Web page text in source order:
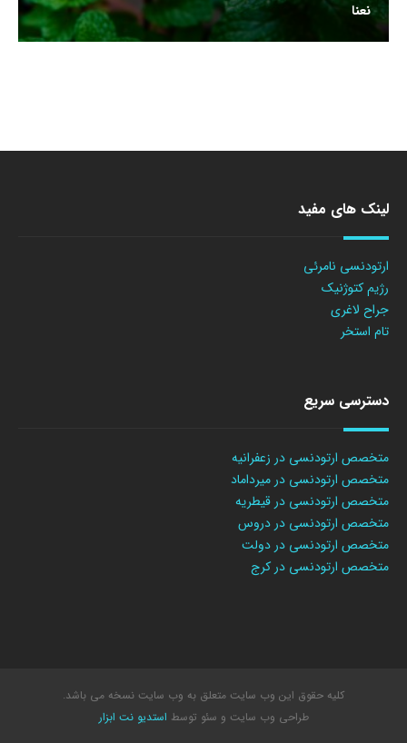
نعنا
لینک های مفید
ارتودنسی نامرئی
رژیم کتوژنیک
جراح لاغری
تام استخر
دسترسی سریع
متخصص ارتودنسی در زعفرانیه
متخصص ارتودنسی در میرداماد
متخصص ارتودنسی در قیطریه
متخصص ارتودنسی در دروس
متخصص ارتودنسی در دولت
متخصص ارتودنسی در کرج
کلیه حقوق این وب سایت متعلق به وب سایت نسخه می باشد.
طراحی وب سایت و سئو توسط استدیو نت ابزار